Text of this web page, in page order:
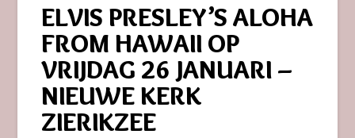
ELVIS PRESLEY’S ALOHA
FROM HAWAII OP
VRIJDAG 26 JANUARI –
NIEUWE KERK
ZIERIKZEE